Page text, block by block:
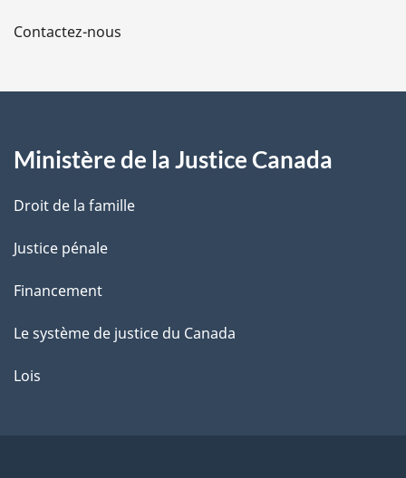
a
e
Contactez-nous
Ministère de la Justice Canada
Droit de la famille
Justice pénale
Financement
Le système de justice du Canada
Lois